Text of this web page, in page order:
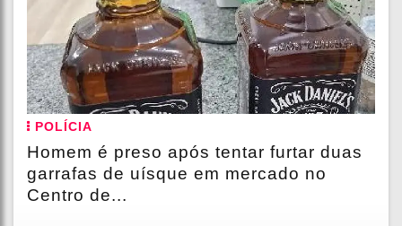
POLÍCIA
Homem é preso após tentar furtar duas
garrafas de uísque em mercado no
Centro de...